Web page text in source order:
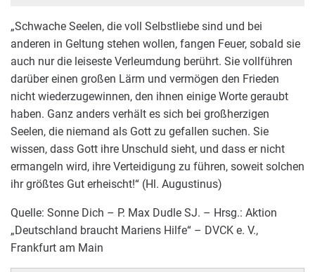
„Schwache Seelen, die voll Selbstliebe sind und bei
anderen in Geltung stehen wollen, fangen Feuer, sobald sie
auch nur die leiseste Verleumdung berührt. Sie vollführen
darüber einen großen Lärm und vermögen den Frieden
nicht wiederzugewinnen, den ihnen einige Worte geraubt
haben. Ganz anders verhält es sich bei großherzigen
Seelen, die niemand als Gott zu gefallen suchen. Sie
wissen, dass Gott ihre Unschuld sieht, und dass er nicht
ermangeln wird, ihre Verteidigung zu führen, soweit solchen
ihr größtes Gut erheischt!“ (Hl. Augustinus)
Quelle: Sonne Dich – P. Max Dudle SJ. – Hrsg.: Aktion
„Deutschland braucht Mariens Hilfe“ – DVCK e. V.,
Frankfurt am Main